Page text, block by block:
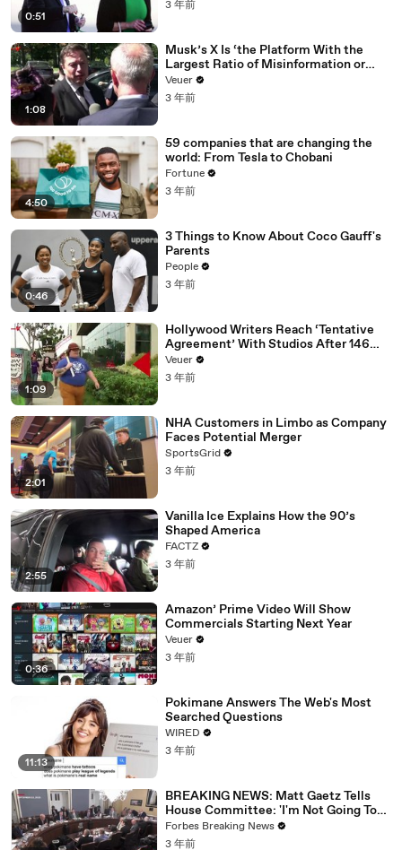
0:51
3 年前
1:08
Musk’s X Is ‘the Platform With the
Largest Ratio of Misinformation or
Disinformation’ Amongst All Social
Media Platforms
Veuer
3 年前
4:50
59 companies that are changing the
world: From Tesla to Chobani
Fortune
3 年前
0:46
3 Things to Know About Coco Gauff's
Parents
People
3 年前
1:09
Hollywood Writers Reach ‘Tentative
Agreement’ With Studios After 146
Day Strike
Veuer
3 年前
2:01
NHA Customers in Limbo as Company
Faces Potential Merger
SportsGrid
3 年前
2:55
Vanilla Ice Explains How the 90’s
Shaped America
FACTZ
3 年前
0:36
Amazon’ Prime Video Will Show
Commercials Starting Next Year
Veuer
3 年前
11:13
Pokimane Answers The Web's Most
Searched Questions
WIRED
3 年前
BREAKING NEWS: Matt Gaetz Tells
House Committee: 'I'm Not Going To
Vote For A Continuing Resolution'
Forbes Breaking News
3 年前